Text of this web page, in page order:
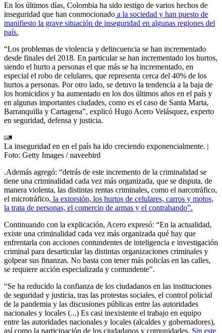
En los últimos días, Colombia ha sido testigo de varios hechos de
inseguridad que han conmocionado a la sociedad y han puesto de
manifiesto la grave situación de inseguridad en algunas regiones del
país.
“Los problemas de violencia y delincuencia se han incrementado
desde finales del 2018. En particular se han incrementado los hurtos,
siendo el hurto a personas el que más se ha incrementado, en
especial el robo de celulares, que representa cerca del 40% de los
hurtos a personas. Por otro lado, se detuvo la tendencia a la baja de
los homicidios y ha aumentado en los dos últimos años en el país y
en algunas importantes ciudades, como es el caso de Santa Marta,
Barranquilla y Cartagena”, explicó Hugo Acero Velásquez, experto
en seguridad, defensa y justicia.
La inseguridad en en el país ha ido creciendo exponencialmente. |
Foto: Getty Images / naveebird
.Además agregó: “detrás de este incremento de la criminalidad se
tiene una criminalidad cada vez más organizada, que se disputa, de
manera violenta, las distintas rentas criminales, como el narcotráfico,
el microtráfico, la extorsión, los hurtos de celulares, carros y motos,
la trata de personas, el comercio de armas y el contrabando”.
Continuando con la explicación, Acero expresó: “En la actualidad,
existe una criminalidad cada vez más organizada qué hay que
enfrentarla con acciones contundentes de inteligencia e investigación
criminal para desarticular las distintas organizaciones criminales y
golpear sus finanzas. No basta con tener más policías en las calles,
se requiere acción especializada y contundente”.
“Se ha reducido la confianza de los ciudadanos en las instituciones
de seguridad y justicia, tras las protestas sociales, el control policial
de la pandemia y las discusiones públicas entre las autoridades
nacionales y locales (...) Es casi inexistente el trabajo en equipo
entre las autoridades nacionales y locales (alcaldes y gobernadores),
así como la participación de los ciudadanos y comunidades. Sin este